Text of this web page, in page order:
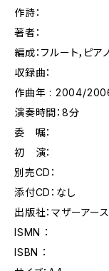
作詩：
著者：
編成：フルート，ピアノ
収録曲：
作曲年 : 2004/
演奏時間：8分
委 嘱：
初 演：
別売CD：
添付CD：なし
出版社：マザーアース
ISMN ：
ISBN ：